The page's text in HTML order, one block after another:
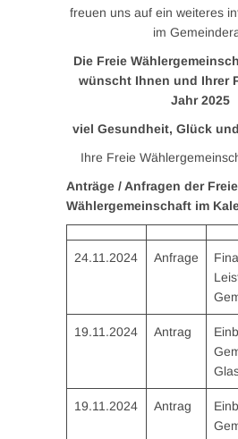
freuen uns auf ein weiteres
im
Die Freie
wünscht Ihnen und Ihrer
Jahr 2025
viel Gesundheit, Glück
Ihre Freie
Anträge / Anfragen der
Wählergemeinschaft im
24.11.2024 Anfrage
19.11.2024 Antrag
19.11.2024 Antrag